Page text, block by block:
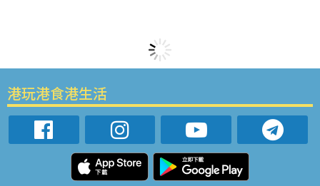
港玩港食港生活